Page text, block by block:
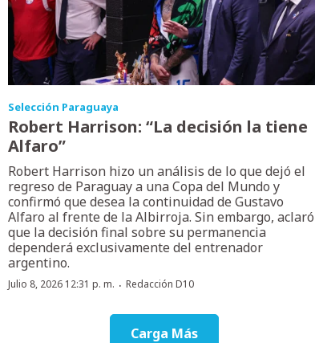
Selección Paraguaya
Robert Harrison: “La decisión la tiene
Alfaro”
Robert Harrison hizo un análisis de lo que dejó el
regreso de Paraguay a una Copa del Mundo y
confirmó que desea la continuidad de Gustavo
Alfaro al frente de la Albirroja. Sin embargo, aclaró
que la decisión final sobre su permanencia
dependerá exclusivamente del entrenador
argentino.
Julio 8, 2026 12:31 p. m. ·Redacción D10
Carga Más